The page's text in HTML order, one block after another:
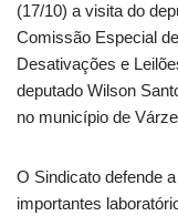
(17/10) a visita do
Comissão Especial
Desativações e
deputado Wilson
no município de
O Sindicato defende
importantes